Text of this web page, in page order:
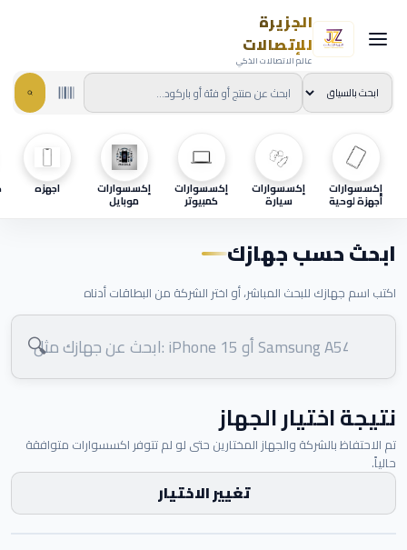
الجزيرة
للإتصالات
عالم الاتصالات الذكي
إكسسوارات
أجهزة لوحية
إكسسوارات
سيارة
إكسسوارات
كمبيوتر
إكسسوارات
موبايل
اجهزه
ابحث حسب جهازك
اكتب اسم جهازك للبحث المباشر، أو اختر الشركة من البطاقات أدناه
🔍
نتيجة اختيار الجهاز
تم الاحتفاظ بالشركة والجهاز المختارين حتى لو لم تتوفر اكسسوارات متوافقة
حالياً.
تغيير الاختيار